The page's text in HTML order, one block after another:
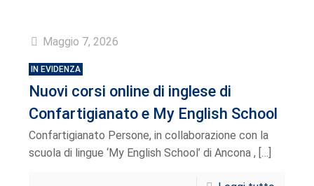
Maggio 7, 2026
IN EVIDENZA
Nuovi corsi online di inglese di
Confartigianato e My English School
Confartigianato Persone, in collaborazione con la
scuola di lingue ‘My English School’ di Ancona , […]